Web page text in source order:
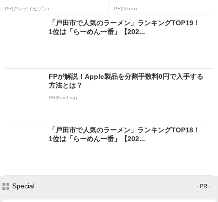
PR(クレディセゾン) PR(IIJmio)
「戸田市で人気のラーメン」ランキングTOP19！
1位は「らーめん一番」【202...
FPが解説！Apple製品を分割手数料0円で入手する
方法とは？
PR(Fav-Log)
「戸田市で人気のラーメン」ランキングTOP18！
1位は「らーめん一番」【202...
Special - PR -